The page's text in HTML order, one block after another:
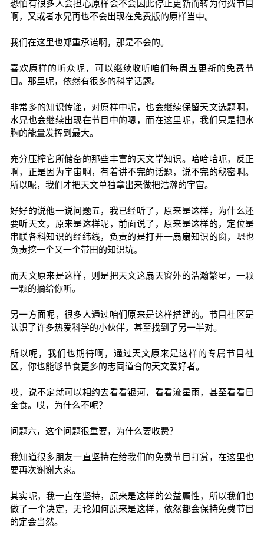
恐怕有很多人会担心原样会不会因此停止更新而转为付费节目
啊，又或者水兄再也不会出现在免费版的原样当中。
我们在这里也郑重承诺啊，那是不会的。
喜欢原样的听众呢，可以继续收听咱们每周五更新的免费节
目。那里呢，依然有很多的科学话题。
非常多的知识传递，对原样中呢，也会继续保留天文选题啊，
水兄也会继续出现在节目中的嗯，而在这里呢，我们只是把水
胸的能量发挥到最大。
充分压榨它所储备的那些丰富的天文学知识。哈哈哈呃，反正
啊，正是因为宇宙啊，有着讲不完的话题，说不完的秘密啊。
所以呢，我们才把天文单独拿出来做把浩瀚的宇宙。
好好的说他一说问题五，我已经听了，原来是这样，为什么还
要听天文，原来是这样呢，前面说了，原来是这样的，定位是
串联各科知识的经纬线，负责的是打开一扇扇知识的窗，嗯也
负责挖一个又一个带田的知识坑。
而天文原来是这样，则是把天文这扇天窗外的浩瀚繁星，一颗
一颗的摘给你听。
另一方面呢，很多人通过咱们原来是这样搭建的。节目社区是
认识了许多热爱科学的小伙伴，甚至找到了另一半对。
所以呢，我们也期待啊，通过天文原来是这样的专属节目社
区，你也能够节食更多的志同道合的天文爱好者。
哎，说不定就可以相约去看看银河，看看流星雨，甚至看看日
全食。哎，为什么不呢？
问题六，这个问题很重要，为什么要收费？
我知道很多朋友一直坚持在给我们的免费节目打赏，在这里也
要再次谢谢大家。
其实呢，我一直在坚持，原来是这样的公益属性，所以我们也
做了一个决定，无论如何原来是这样，依然都会保持免费节目
的定会当然。